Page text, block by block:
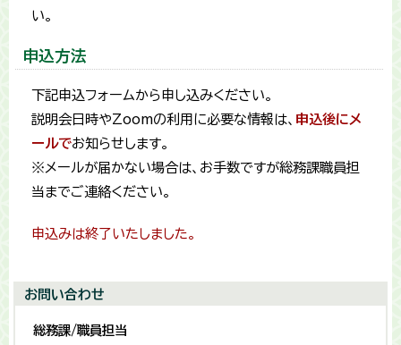
い。
申込方法
下記申込フォームから申し込みください。
説明会日時やZoomの利用に必要な情報は、 申込後にメ
ールでお知らせします。
※メールが届かない場合は、お手数ですが総務課職員担
当までご連絡ください。
申込みは終了いたしました。
お問い合わせ
総務課/職員担当